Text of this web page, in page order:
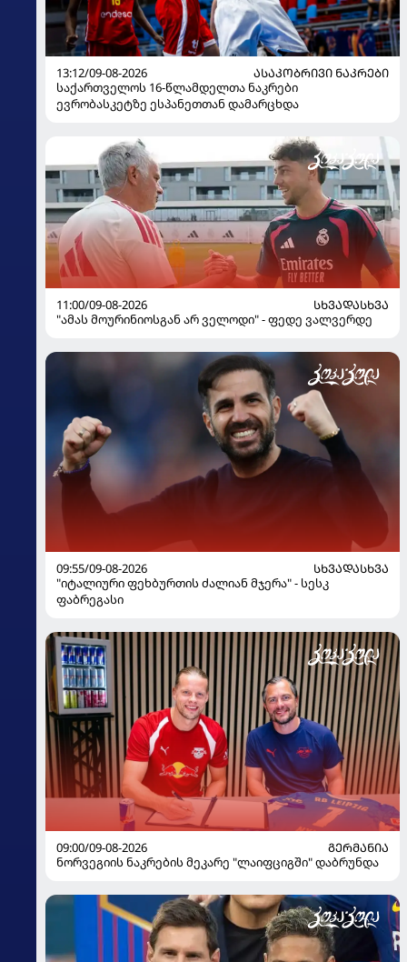
13:12/09-08-2026
ᲐᲡᲐᲙᲝᲑᲠᲘᲕᲘ ᲜᲐᲙᲠᲔᲑᲘ
საქართველოს 16-წლამდელთა ნაკრები
ევრობასკეტზე ესპანეთთან დამარცხდა
11:00/09-08-2026
ᲡᲮᲕᲐᲓᲐᲡᲮᲕᲐ
"ამას მოურინიოსგან არ ველოდი" - ფედე ვალვერდე
09:55/09-08-2026
ᲡᲮᲕᲐᲓᲐᲡᲮᲕᲐ
"იტალიური ფეხბურთის ძალიან მჯერა" - სესკ
ფაბრეგასი
09:00/09-08-2026
ᲒᲔᲠᲛᲐᲜᲘᲐ
ნორვეგიის ნაკრების მეკარე "ლაიფციგში" დაბრუნდა